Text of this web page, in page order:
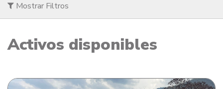
Mostrar Filtros
Activos disponibles